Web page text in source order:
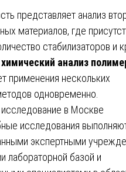
представляет анализ
материалов, где
стабилизаторов и
химический анализ
применения нескольких
одновременно.
в Москве
исследования
экспертными
лабораторной базой и